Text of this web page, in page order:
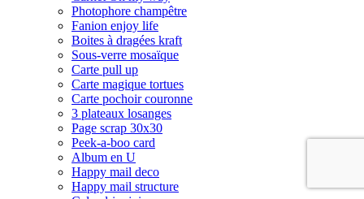
Photophore champêtre
Fanion enjoy life
Boites à dragées kraft
Sous-verre mosaïque
Carte pull up
Carte magique tortues
Carte pochoir couronne
3 plateaux losanges
Page scrap 30x30
Peek-a-boo card
Album en U
Happy mail deco
Happy mail structure